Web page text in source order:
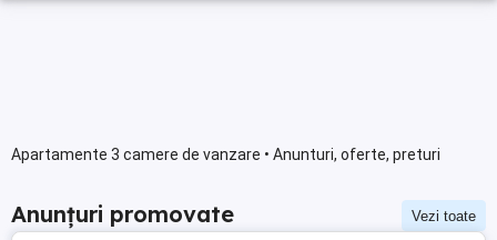
Apartamente 3 camere de vanzare • Anunturi, oferte, preturi
Anunțuri promovate Vezi toate